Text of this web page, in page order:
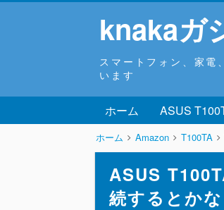
knakaガ
スマートフォン、家電
います
ホーム ASUS
ホーム Amazon T100TA
ASUS
続するとか